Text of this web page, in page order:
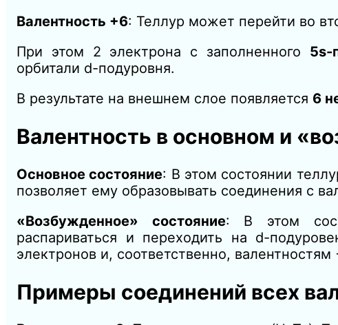
Валентность +6: Теллур может перейти во
При этом 2 электрона с заполненного 5s-
орбитали d-подуровня.
В результате на внешнем слое появляется 6
Валентность в основном и
Основное состояние: В этом состоянии
позволяет ему образовывать соединения с
«Возбужденное» состояние: В этом
распариваться и переходить на d-
электронов и, соответственно, валентностям
Примеры соединений всех